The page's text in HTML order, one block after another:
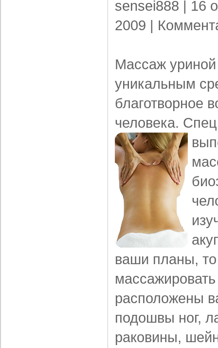
sensei888 | 16
2009 |
Массаж уриной
уникальным
благотворное
человека.
ваши планы,
расположены
подошвы ног,
раковины,